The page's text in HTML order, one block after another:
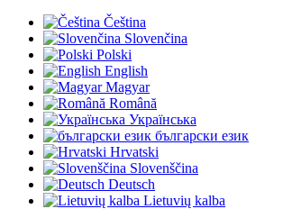
Čeština
Slovenčina
Polski
English
Magyar
Română
Українська
български език
Hrvatski
Slovenščina
Deutsch
Lietuvių kalba